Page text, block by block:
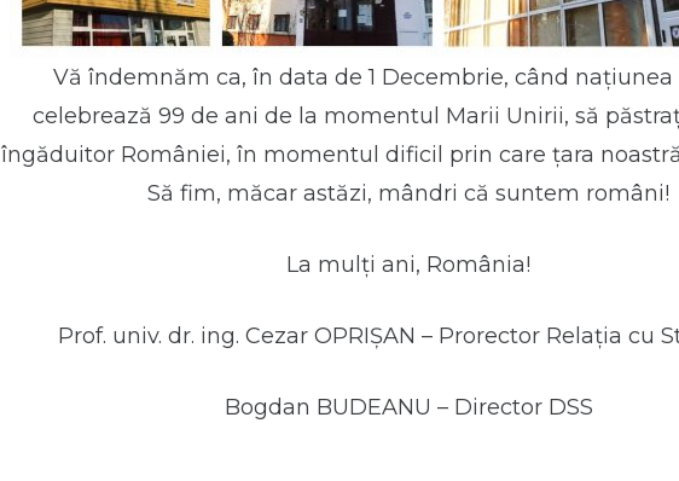
Vă îndemnăm ca, în data de 1 Decembrie, când națiunea
celebrează 99 de ani de la momentul Marii Unirii, să
îngăduitor României, în momentul dificil prin care țara
Să fim, măcar astăzi, mândri că suntem români!
La mulți ani, România!
Prof. univ. dr. ing. Cezar OPRIȘAN – Prorector Relația cu
Bogdan BUDEANU – Director DSS